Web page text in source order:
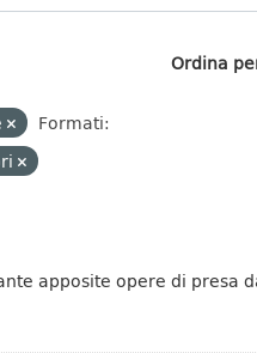
Ordina
Formati:
apposite opere di presa